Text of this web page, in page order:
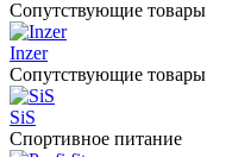
Сопутствующие товары
Inzer
Сопутствующие товары
SiS
Спортивное питание